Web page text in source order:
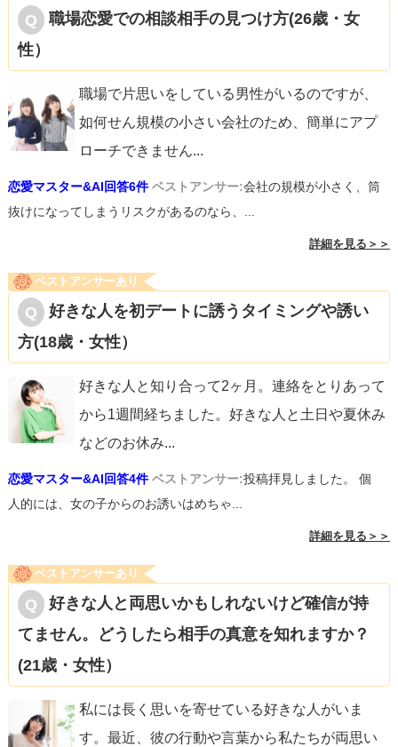
職場恋愛での相談相手の見つけ方(26歳・女
性）
職場で片思いをしている男性がいるのですが、
如何せん規模の小さい会社のため、簡単にアプ
ローチできません...
恋愛マスター&AI回答6件 ベストアンサー:会社の規模が小さく、筒
抜けになってしまうリスクがあるのなら、...
詳細を見る＞＞
ベストアンサーあり
好きな人を初デートに誘うタイミングや誘い
方(18歳・女性）
好きな人と知り合って2ヶ月。連絡をとりあって
から1週間経ちました。好きな人と土日や夏休み
などのお休み...
恋愛マスター&AI回答4件 ベストアンサー:投稿拝見しました。 個
人的には、女の子からのお誘いはめちゃ...
詳細を見る＞＞
ベストアンサーあり
好きな人と両思いかもしれないけど確信が持
てません。どうしたら相手の真意を知れますか？
(21歳・女性）
私には長く思いを寄せている好きな人がいま
す。最近、彼の行動や言葉から私たちが両思い